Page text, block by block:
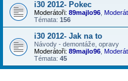
i30 2012- Pokec
Moderátoři: 89majlo96
Témata: 156
i30 2012- Jak na to
Návody - demontáže, opravy
Moderátoři: 89majlo96
Témata: 45